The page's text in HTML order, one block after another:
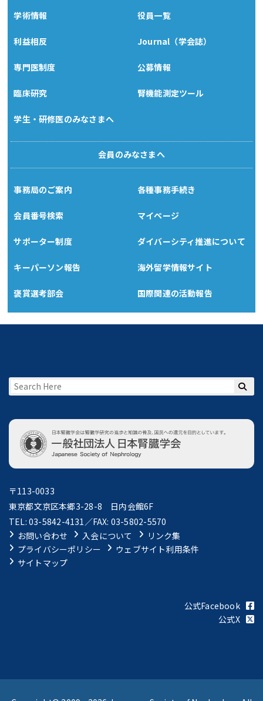
学術情報 役員一覧
利益相反 Journal（学会誌）
専門医制度 公募情報
臨床研究 腎機能測定ツール
学生・研修医のみなさまへ
会員のみなさまへ
事務局のご案内 各種事務手続き
会員番号検索 マイページ
サポーター制度 ダイバーシティ推進について
キーパーソン報告 海外留学情報サイト
褒賞選考部会 国際関連の活動報告
〒113-0033
東京都文京区本郷3-28-8 日内会館6F
TEL: 03-5842-4131／FAX: 03-5802-5570
お問い合わせ
入会について
リンク集
プライバシーポリシー
ウェブサイト利用条件
サイトマップ
公式Facebook
公式X